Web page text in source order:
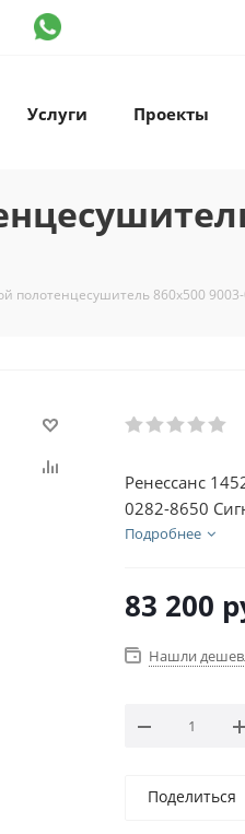
Услуги Проекты
полотенцесушитель 860x500
Ренессанс
0282-8650
Подробнее
83 200
Нашли
Поделиться